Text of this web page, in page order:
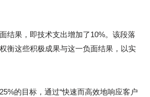
结果，即技术支出增加了10%。该段落
衡这些积极成果与这一负面结果，以实
的目标，通过“快速而高效地响应客户